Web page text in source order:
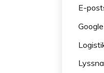
E-
Google
Lyssna